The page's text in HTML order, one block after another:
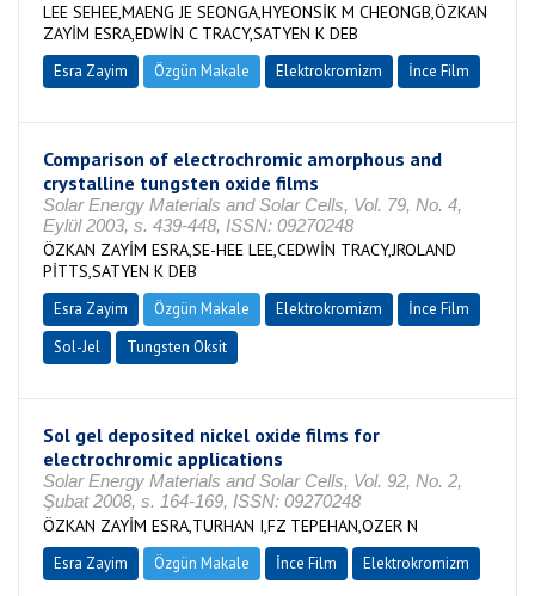
LEE SEHEE,MAENG JE SEONGA,HYEONSİK M CHEONGB,ÖZKAN
ZAYİM ESRA,EDWİN C TRACY,SATYEN K DEB
Esra Zayim Özgün Makale Elektrokromizm İnce Film
Comparison of electrochromic amorphous and
crystalline tungsten oxide films
Solar Energy Materials and Solar Cells, Vol. 79, No. 4,
Eylül 2003, s. 439-448, ISSN: 09270248
ÖZKAN ZAYİM ESRA,SE-HEE LEE,CEDWİN TRACY,JROLAND
PİTTS,SATYEN K DEB
Esra Zayim Özgün Makale Elektrokromizm
İnce Film
Sol-Jel
Tungsten Oksit
Sol gel deposited nickel oxide films for
electrochromic applications
Solar Energy Materials and Solar Cells, Vol. 92, No. 2,
Şubat 2008, s. 164-169, ISSN: 09270248
ÖZKAN ZAYİM ESRA,TURHAN I,FZ TEPEHAN,OZER N
Esra Zayim Özgün Makale İnce Film Elektrokromizm